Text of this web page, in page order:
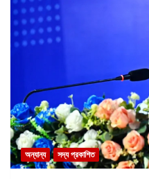
অন্যান্য সদ্য প্রকাশিত